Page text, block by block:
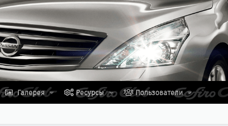
Галерея Ресурсы Пользователи